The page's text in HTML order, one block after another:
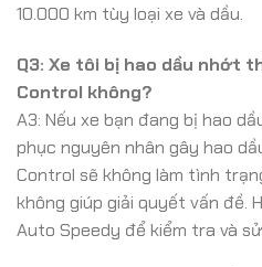
10.000 km tùy loại xe và dầu.
Q3: Xe tôi bị hao dầu nhớt
Control không?
A3: Nếu xe bạn đang bị hao
phục nguyên nhân gây hao
Control sẽ không làm tình
không giúp giải quyết vấn đề.
Auto Speedy để kiểm tra và